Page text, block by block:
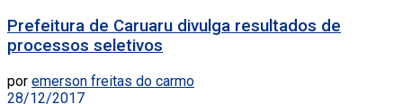
Prefeitura de Caruaru divulga resultados de
processos seletivos
por emerson freitas do carmo
28/12/2017